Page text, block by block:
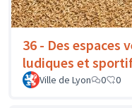
36 - Des espaces
ludiques et
Ville de Lyon 0 0